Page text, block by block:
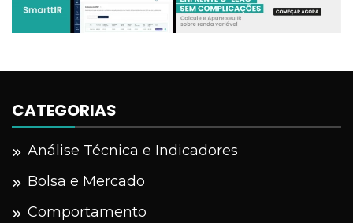
CATEGORIAS
Análise Técnica e Indicadores
Bolsa e Mercado
Comportamento